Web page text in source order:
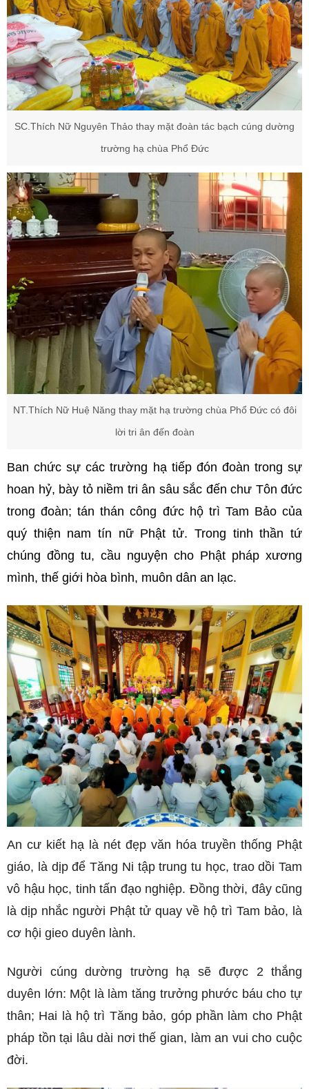
SC.Thích Nữ Nguyên Thảo thay mặt đoàn tác bạch cúng dường
trường hạ chùa Phổ Đức
NT.Thích Nữ Huệ Năng thay mặt hạ trường chùa Phổ Đức có đôi
lời tri ân đến đoàn
Ban chức sự các trường hạ tiếp đón đoàn trong sự
hoan hỷ, bày tỏ niềm tri ân sâu sắc đến chư Tôn đức
trong đoàn; tán thán công đức hộ trì Tam Bảo của
quý thiện nam tín nữ Phật tử. Trong tinh thần tứ
chúng đồng tu, cầu nguyện cho Phật pháp xương
mình, thế giới hòa bình, muôn dân an lạc.
An cư kiết hạ là nét đẹp văn hóa truyền thống Phật
giáo, là dịp để Tăng Ni tập trung tu học, trao dồi Tam
vô hậu học, tinh tấn đạo nghiệp. Đồng thời, đây cũng
là dịp nhắc người Phật tử quay về hộ trì Tam bảo, là
cơ hội gieo duyên lành.
Người cúng dường trường hạ sẽ được 2 thắng
duyên lớn: Một là làm tăng trưởng phước báu cho tự
thân; Hai là hộ trì Tăng bảo, góp phần làm cho Phật
pháp tồn tại lâu dài nơi thế gian, làm an vui cho cuộc
đời.